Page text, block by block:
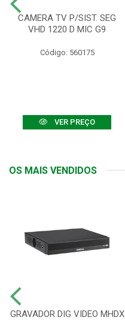
CAMERA TV P/SIST. SEG
VHD 1220 D MIC G9
Código: 560175
VER PREÇO
OS MAIS VENDIDOS
GRAVADOR DIG VIDEO MHDX